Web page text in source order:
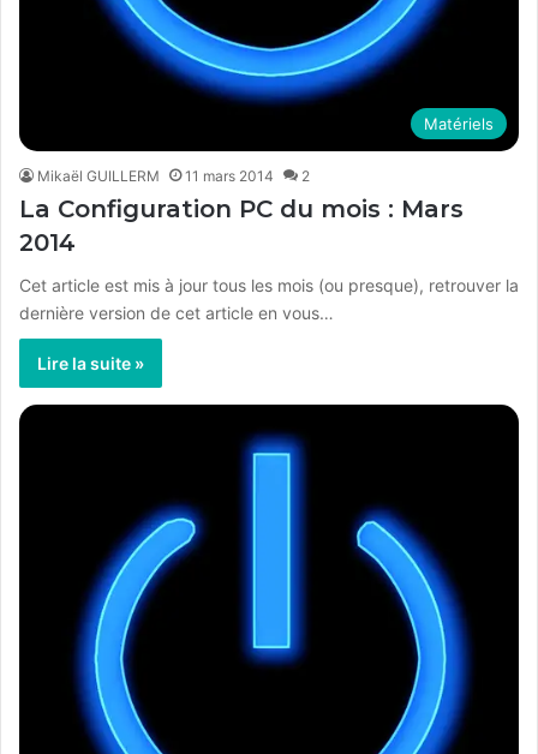
Matériels
Mikaël GUILLERM 11 mars 2014 2
La Configuration PC du mois : Mars
2014
Cet article est mis à jour tous les mois (ou presque), retrouver la
dernière version de cet article en vous…
Lire la suite »